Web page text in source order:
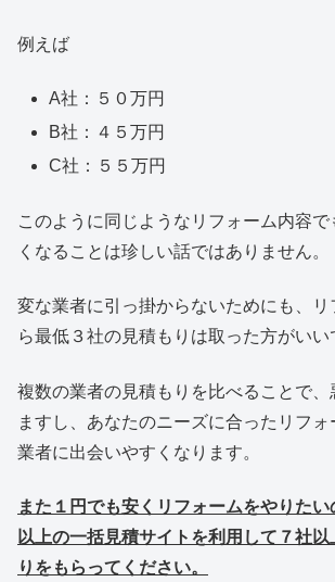
例えば
A社：５０万円
B社：４５万円
C社：５５万円
このように同じようなリフォーム内容
くなることは珍しい話ではありません。
変な業者に引っ掛からないためにも、リ
ら最低３社の見積もりは取った方がいい
複数の業者の見積もりを比べることで、
ますし、あなたのニーズに合ったリフ
業者に出会いやすくなります。
また１円でも安くリフォームをやりた
以上の一括見積サイトを利用して７社
りをもらってください。